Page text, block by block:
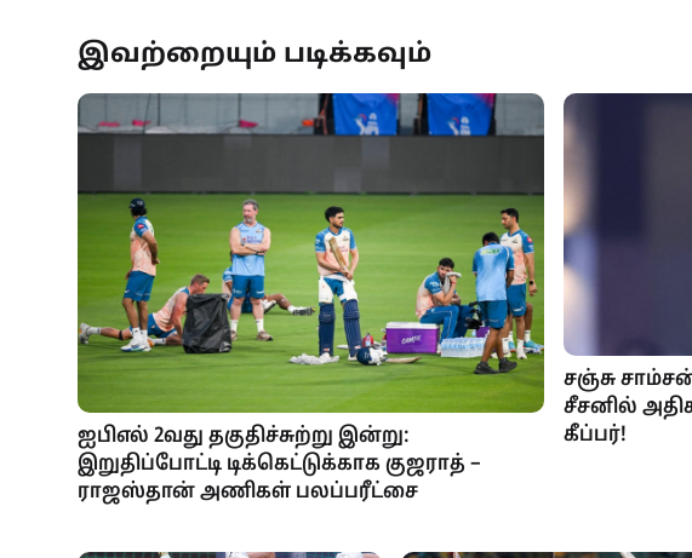
இவற்றையும் படிக்கவும்
ஐபிஎல் 2வது தகுதிச்சுற்று இன்று:
இறுதிப்போட்டி டிக்கெட்டுக்காக குஜராத் –
ராஜஸ்தான் அணிகள் பலப்பரீட்சை
சஞ்சு
சீசனில்
கீப்பர்!